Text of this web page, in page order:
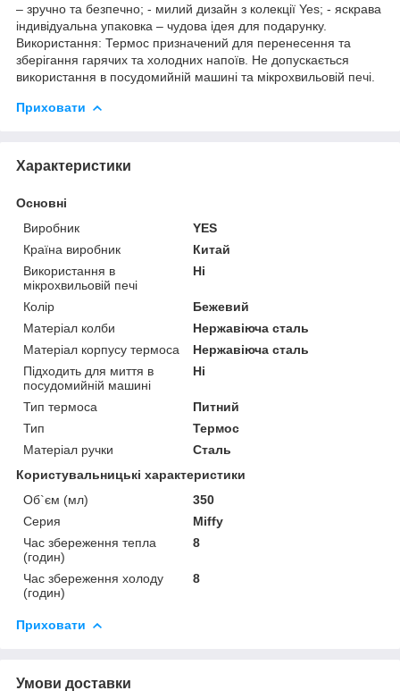
– зручно та безпечно; - милий дизайн з колекції Yes; - яскрава
індивідуальна упаковка – чудова ідея для подарунку.
Використання: Термос призначений для перенесення та
зберігання гарячих та холодних напоїв. Не допускається
використання в посудомийній машині та мікрохвильовій печі.
Приховати
Характеристики
Основні
Виробник
YES
Країна виробник
Китай
Використання в
мікрохвильовій печі
Ні
Колір
Бежевий
Матеріал колби
Нержавіюча сталь
Матеріал корпусу термоса
Нержавіюча сталь
Підходить для миття в
посудомийній машині
Ні
Тип термоса
Питний
Тип
Термос
Матеріал ручки
Сталь
Користувальницькі характеристики
Об`єм (мл)
350
Серия
Miffy
Час збереження тепла
(годин)
8
Час збереження холоду
(годин)
8
Приховати
Умови доставки